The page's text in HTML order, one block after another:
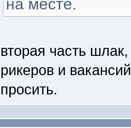
на месте.
вторая часть
рикеров и
просить.